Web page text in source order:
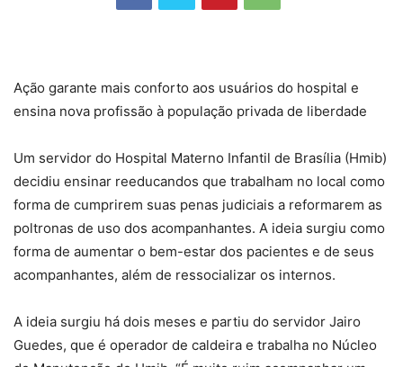
Ação garante mais conforto aos usuários do hospital e
ensina nova profissão à população privada de liberdade
Um servidor do Hospital Materno Infantil de Brasília (Hmib)
decidiu ensinar reeducandos que trabalham no local como
forma de cumprirem suas penas judiciais a reformarem as
poltronas de uso dos acompanhantes. A ideia surgiu como
forma de aumentar o bem-estar dos pacientes e de seus
acompanhantes, além de ressocializar os internos.
A ideia surgiu há dois meses e partiu do servidor Jairo
Guedes, que é operador de caldeira e trabalha no Núcleo